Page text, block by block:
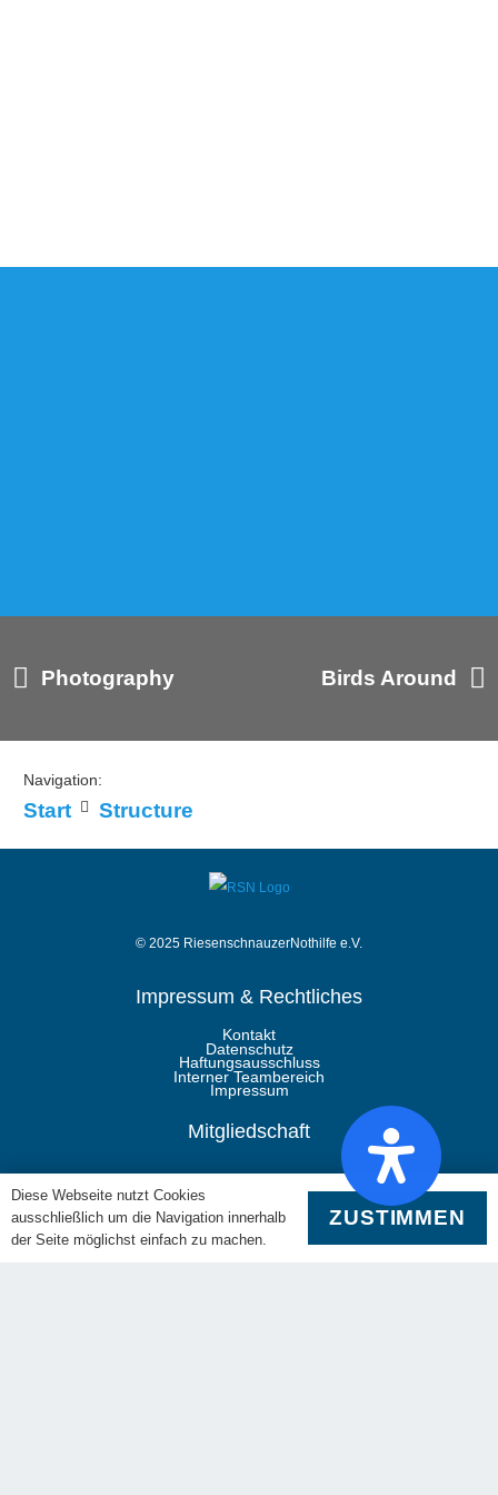
Photography Birds Around
Navigation:
Start Structure
© 2025 RiesenschnauzerNothilfe e.V.
Impressum & Rechtliches
Kontakt
Datenschutz
Haftungsausschluss
Interner Teambereich
Impressum
Mitgliedschaft
Die RiesenSchnauzerNothilfe ist Mitglied im Deutschen
Tierschutzbund und dem Landestierschutzverband Bayern.
Diese Webseite nutzt Cookies
ausschließlich um die Navigation innerhalb
der Seite möglichst einfach zu machen.
ZUSTIMMEN